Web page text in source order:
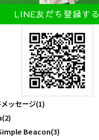
LINE友だち登録する
ッセージ(1)
(2)
Beacon(3)